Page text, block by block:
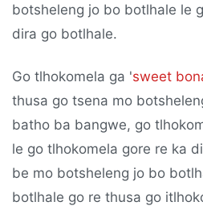
botsheleng jo bo botlhale le
dira go botlhale.
Go tlhokomela ga 'sweet
thusa go tsena mo
batho ba bangwe, go
le go tlhokomela gore re ka
be mo botsheleng jo bo
botlhale go re thusa go